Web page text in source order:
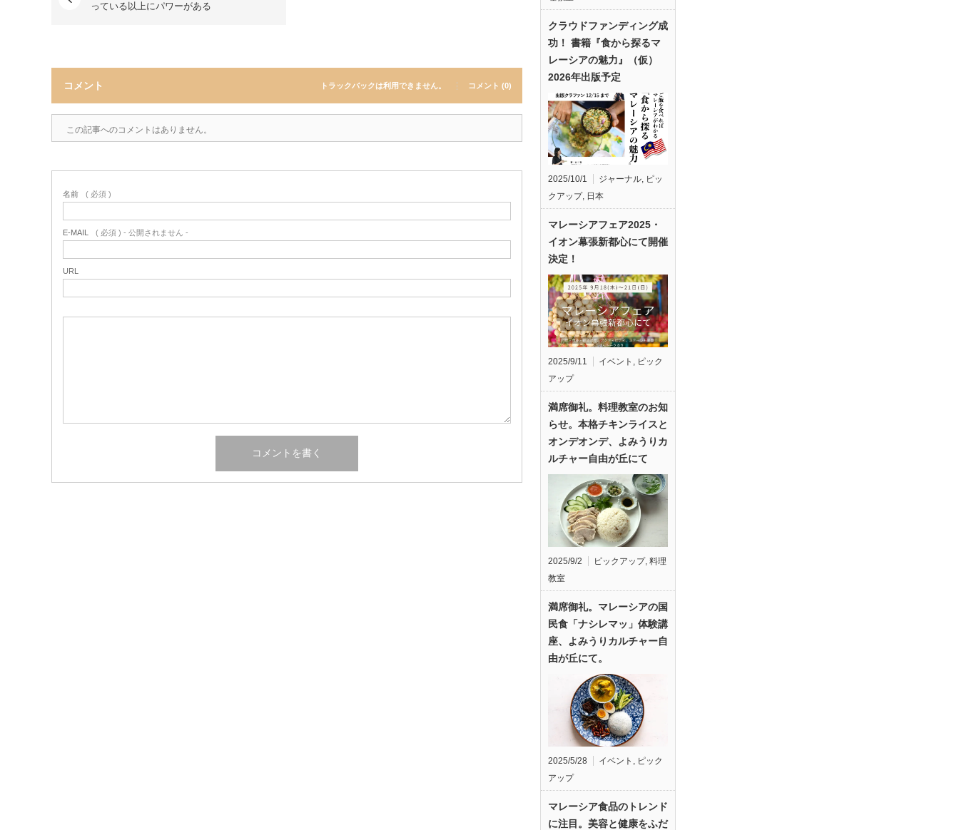
っている以上にパワーがある
コメント トラックバックは利用できません。 コメント (0)
この記事へのコメントはありません。
名前 ( 必須 )
E-MAIL ( 必須 ) - 公開されません -
URL
クラウドファンディング成
功！ 書籍『食から探るマ
レーシアの魅力』（仮）
2026年出版予定
2025/10/1 ジャーナル, ピッ
クアップ, 日本
マレーシアフェア2025・
イオン幕張新都心にて開催
決定！
2025/9/11 イベント , ピック
アップ
満席御礼。料理教室のお知
らせ。本格チキンライスと
オンデオンデ、よみうりカ
ルチャー自由が丘にて
2025/9/2 ピックアップ, 料理
教室
満席御礼。マレーシアの国
民食「ナシレマッ」体験講
座、よみうりカルチャー自
由が丘にて。
2025/5/28 イベント , ピック
アップ
マレーシア食品のトレンド
に注目。美容と健康をふだ